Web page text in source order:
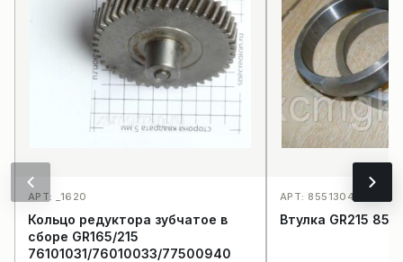
АРТ: _1620
Кольцо редуктора зубчатое в
сборе GR165/215
76101031/76010033/77500940
АРТ: 85513042_1640
Втулка GR215